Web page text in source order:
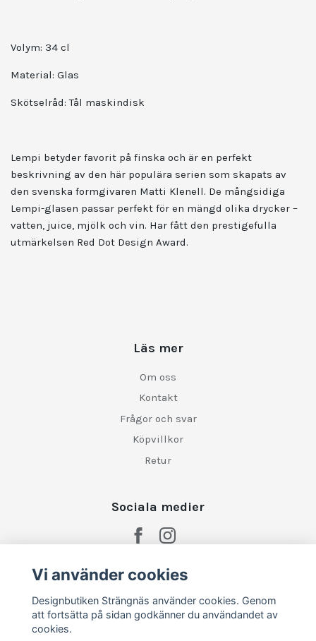
Volym: 34 cl
Material: Glas
Skötselråd: Tål maskindisk
Lempi betyder favorit på finska och är en perfekt
beskrivning av den här populära serien som skapats av
den svenska formgivaren Matti Klenell. De mångsidiga
Lempi-glasen passar perfekt för en mängd olika drycker –
vatten, juice, mjölk och vin. Har fått den prestigefulla
utmärkelsen Red Dot Design Award.
Läs mer
Om oss
Kontakt
Frågor och svar
Köpvillkor
Retur
Sociala medier
Vi använder cookies
Designbutiken Strängnäs använder cookies. Genom
att fortsätta på sidan godkänner du användandet av
cookies.